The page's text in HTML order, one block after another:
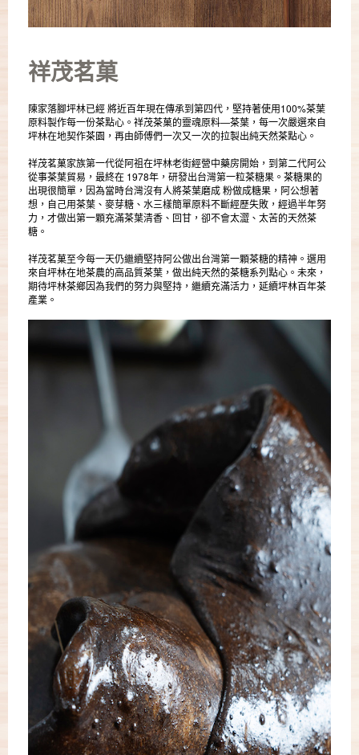
祥茂茗菓
陳家落腳坪林已經 將近百年現在傳承到第四代，堅持著使用100%茶葉
原料製作每一份茶點心。祥茂茶菓的靈魂原料—茶葉，每一次嚴選來自
坪林在地契作茶園，再由師傅們一次又一次的拉製出純天然茶點心。
祥茂茗菓家族第一代從阿祖在坪林老街經營中藥房開始，到第二代阿公
從事茶葉貿易，最終在 1978年，研發出台灣第一粒茶糖果。茶糖果的
出現很簡單，因為當時台灣沒有人將茶葉磨成 粉做成糖果，阿公想著
想，自己用茶葉、麥芽糖、水三樣簡單原料不斷經歷失敗，經過半年努
力，才做出第一顆充滿茶葉清香、回甘，卻不會太澀、太苦的天然茶
糖。
祥茂茗菓至今每一天仍繼續堅持阿公做出台灣第一顆茶糖的精神。選用
來自坪林在地茶農的高品質茶葉，做出純天然的茶糖系列點心。未來，
期待坪林茶鄉因為我們的努力與堅持，繼續充滿活力，延續坪林百年茶
產業。